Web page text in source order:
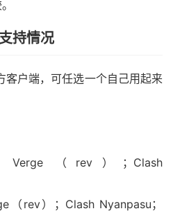
持情况
客户端，可任选一个自己用起来
Verge （rev）；Clash
（rev）；Clash Nyanpasu；